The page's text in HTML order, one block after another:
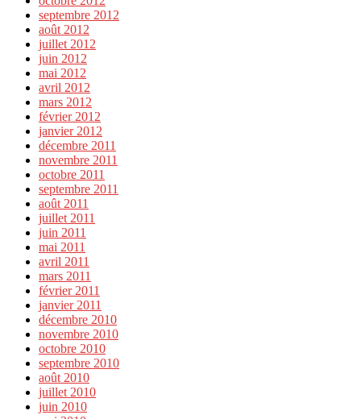
septembre 2012
août 2012
juillet 2012
juin 2012
mai 2012
avril 2012
mars 2012
février 2012
janvier 2012
décembre 2011
novembre 2011
octobre 2011
septembre 2011
août 2011
juillet 2011
juin 2011
mai 2011
avril 2011
mars 2011
février 2011
janvier 2011
décembre 2010
novembre 2010
octobre 2010
septembre 2010
août 2010
juillet 2010
juin 2010